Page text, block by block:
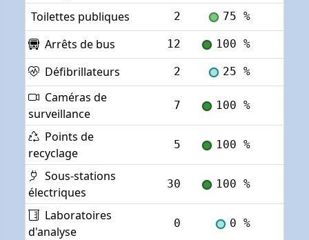
Toilettes publiques 2 75 %
Arrêts de bus 12 100 %
Défibrillateurs 2 25 %
Caméras de
surveillance
7 100 %
Points de
recyclage
5 100 %
Sous-stations
électriques
30 100 %
Laboratoires
d'analyse
0 0 %